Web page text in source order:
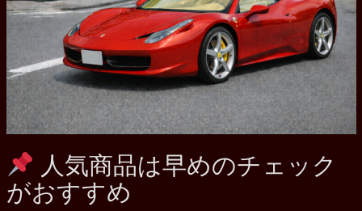
人気商品は早めのチェック
がおすすめ